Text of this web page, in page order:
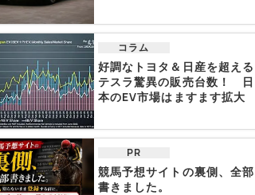
コラム
好調なトヨタ＆日産を超える
テスラ驚異の販売台数！ 日
本のEV市場はますます拡大
PR
競馬予想サイトの裏側、全部
書きました。